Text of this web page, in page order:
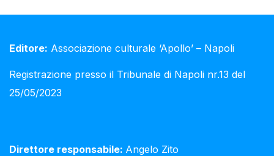
Editore: Associazione culturale ‘Apollo’ – Napoli
Registrazione presso il Tribunale di Napoli nr.13 del
25/05/2023
Direttore responsabile: Angelo Zito